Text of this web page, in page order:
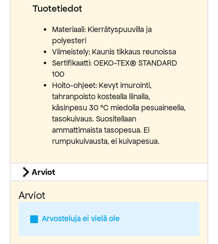
Tuotetiedot
Materiaali: Kierrätyspuuvilla ja
polyesteri
Viimeistely: Kaunis tikkaus reunoissa
Sertifikaatti: OEKO-TEX® STANDARD
100
Hoito-ohjeet: Kevyt imurointi,
tahranpoisto kostealla liinalla,
käsinpesu 30 °C miedolla pesuaineella,
tasokuivaus. Suositellaan
ammattimaista tasopesua. Ei
rumpukuivausta, ei kuivapesua.
Arviot
Arviot
Arvosteluja ei vielä ole